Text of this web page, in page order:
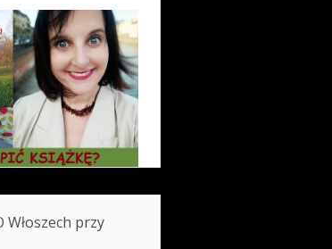
Włoszech przy